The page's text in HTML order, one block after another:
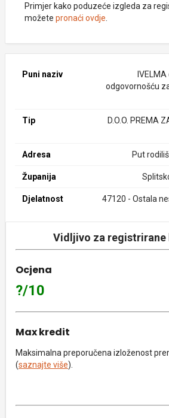
Primjer kako poduzeće izgleda za
možete pronaći ovdje
Puni naziv
odgovornošću
Tip
D.O.O. PREMA
Adresa Put
Županija
Djelatnost
47120 - Ostala
Vidljivo za registrirane
Ocjena
?/10
Max kredit
Maksimalna preporučena izloženost
(saznajte više).